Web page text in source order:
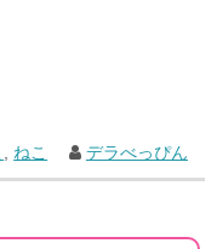
ねこ デラべっぴん